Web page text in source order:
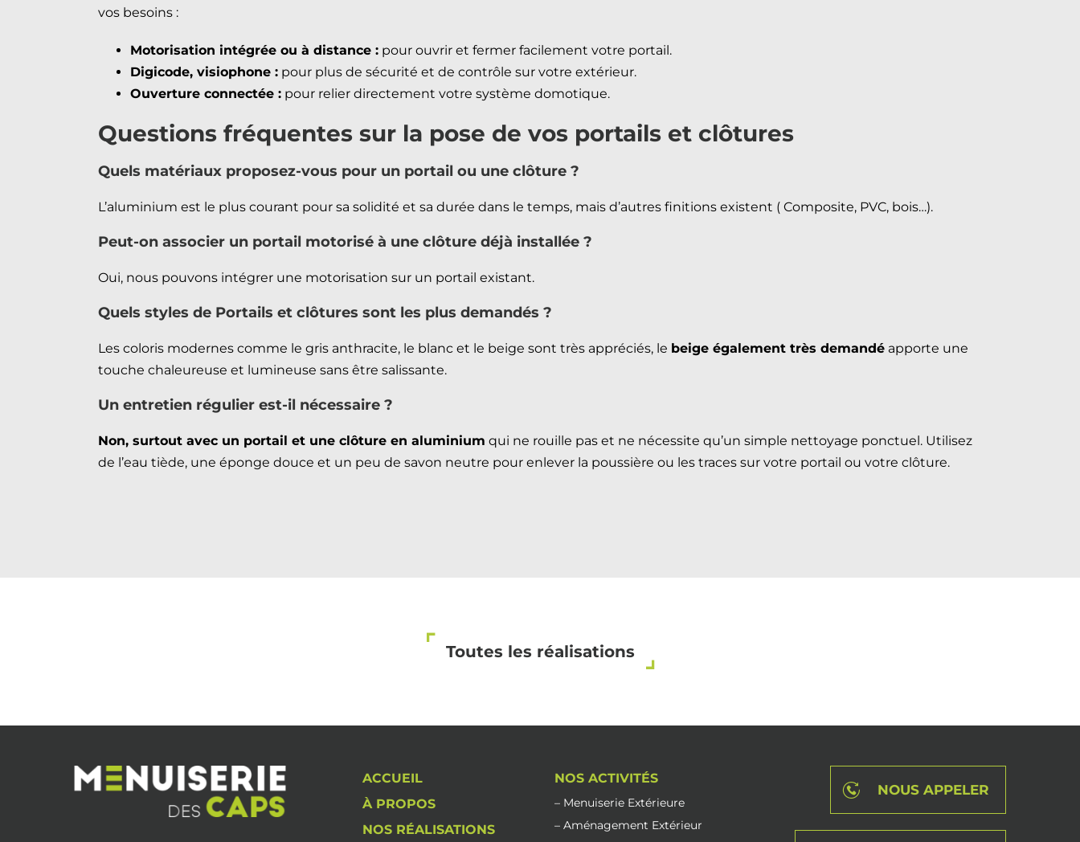
vos besoins :
Motorisation intégrée ou à distance : pour ouvrir et fermer facilement votre portail.
Digicode, visiophone : pour plus de sécurité et de contrôle sur votre extérieur.
Ouverture connectée : pour relier directement votre système domotique.
Questions fréquentes sur la pose de vos portails et clôtures
Quels matériaux proposez-vous pour un portail ou une clôture ?
L’aluminium est le plus courant pour sa solidité et sa durée dans le temps, mais d’autres finitions existent ( Composite, PVC, bois…).
Peut-on associer un portail motorisé à une clôture déjà installée ?
Oui, nous pouvons intégrer une motorisation sur un portail existant.
Quels styles de Portails et clôtures sont les plus demandés ?
Les coloris modernes comme le gris anthracite, le blanc et le beige sont très appréciés, le beige également très demandé apporte une
touche chaleureuse et lumineuse sans être salissante.
Un entretien régulier est-il nécessaire ?
Non, surtout avec un portail et une clôture en aluminium qui ne rouille pas et ne nécessite qu’un simple nettoyage ponctuel. Utilisez
de l’eau tiède, une éponge douce et un peu de savon neutre pour enlever la poussière ou les traces sur votre portail ou votre clôture.
Toutes les réalisations
ACCUEIL
À PROPOS
NOS RÉALISATIONS
NOS ACTIVITÉS
– Menuiserie Extérieure
– Aménagement Extérieur
NOUS APPELER